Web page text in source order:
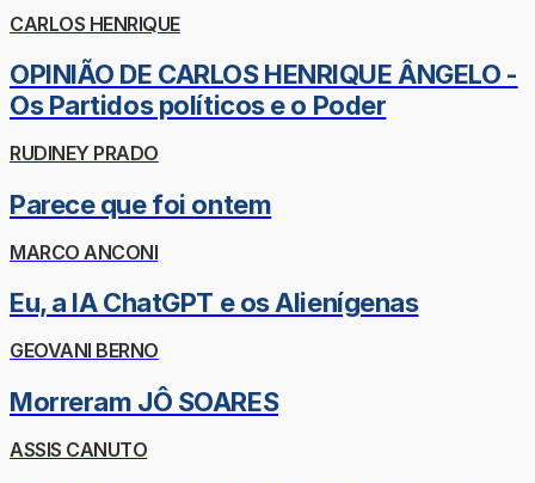
CARLOS HENRIQUE
OPINIÃO DE CARLOS HENRIQUE ÂNGELO -
Os Partidos políticos e o Poder
RUDINEY PRADO
Parece que foi ontem
MARCO ANCONI
Eu, a IA ChatGPT e os Alienígenas
GEOVANI BERNO
Morreram JÔ SOARES
ASSIS CANUTO